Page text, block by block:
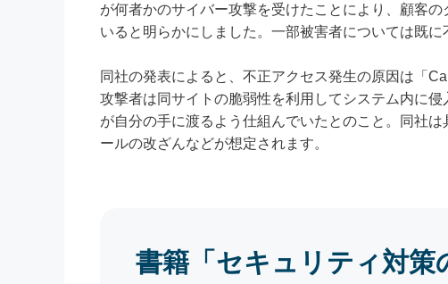
が何者かのサイバー攻撃を受けたことにより、顧客
いると明らかにしました。一部被害者については既に
同社の発表によると、不正アクセス発生の原因は「
攻撃者は同サイトの脆弱性を利用してシステム内に
が自分の手に渡るよう仕組んでいたとのこと。同社
ールの改ざんなどが想定されます。
書籍「セキュリティ対策